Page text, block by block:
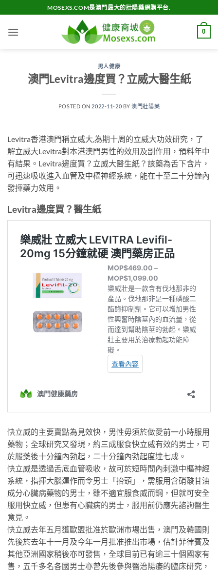
to
content
MOSEXS.COM是澳門最大的壯陽藥網購平台.
0
男人健康
澳門Levitra邊度買？立威大醫生紙
POSTED ON 2022-11-20 BY澳門壯陽藥
Levitra香港澳門稱立威大,為期十周的立威大功效研究，了
解立威大Levitra對本港澳門男性的效用及副作用，預料年中
有結果。Levitra邊度買？立威大醫生紙？該藥為舌下含片，
可迅速吸收進入血管及中樞神經系統，能在十至二十分鐘內
發揮藥力效用。
Levitra邊度買？醫生紙
快立威的主要賣點為見效快，男性毋須於做愛前一小時服用
藥物；全球研究又發現，約三成服食快立威有效的男士，可
於服藥後十分鐘內勃起，二十分鐘內勃起度達七成。
快立威是透過舌底血管吸收，故可於短時間內刺激中樞神經
系統，指揮大腦運作而令男士「抬頭」，需服用含硝酸甘油
成分心臟病藥物的男士，雖不適宜服食威而鋼，但就可安全
服用快立威，但患有心臟病的男士，服用前仍應先諮詢醫生
意見。
快立威去年五月獲歐盟批准於歐洲市場出售，澳門及韓國則
先後於去年十一月及今年一月批准推出市場，估計菲律賓及
其他亞洲國家稍後亦可發售，全球目前已有逾三十個國家有
售，五千多名各國男士亦曾先後參與醫治陽痿的臨床研究，